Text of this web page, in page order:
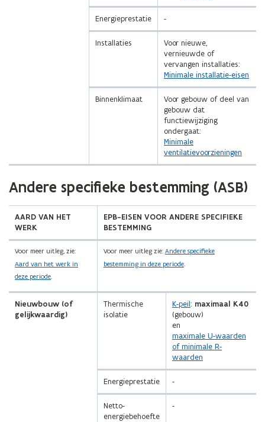
Energieprestatie -
Installaties
Voor nieuwe,
vernieuwde of
vervangen installaties:
Minimale installatie-eisen
Binnenklimaat
Voor gebouw of deel van
gebouw dat
functiewijziging
ondergaat:
Minimale
ventilatievoorzieningen
Andere specifieke bestemming (ASB)
AARD VAN HET
WERK
EPB-EISEN VOOR ANDERE SPECIFIEKE
BESTEMMING
Voor meer uitleg, zie:
Aard van het werk in
deze periode.
Voor meer uitleg zie: Andere specifieke
bestemming in deze periode
Nieuwbouw (of
gelijkwaardig)
Thermische
isolatie
K-peil: maximaal K40
(gebouw)
en
maximale U-waarden
of minimale R-
waarden
Energieprestatie -
Netto-
energiebehoefte
-